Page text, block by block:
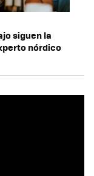
siguen la
nórdico